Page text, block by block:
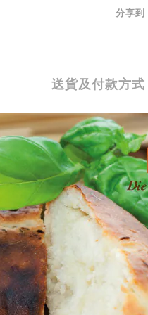
分享到
送貨及付款方式